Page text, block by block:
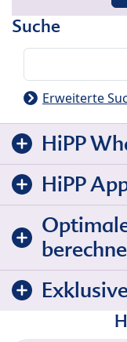
Suche
Erweiterte
HiPP
HiPP